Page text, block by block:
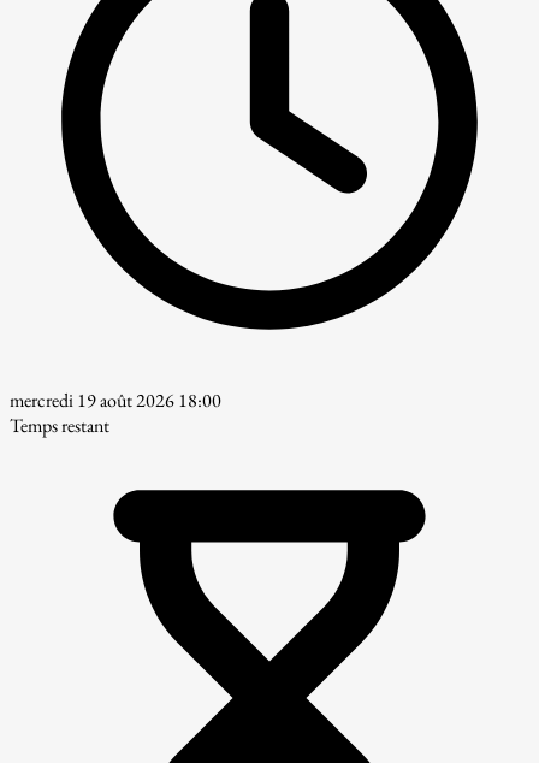
mercredi 19 août 2026 18:00
Temps restant